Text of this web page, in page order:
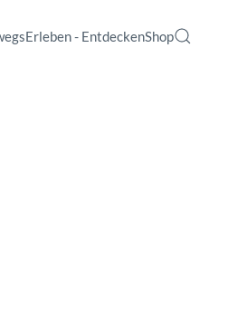
Erleben - EntdeckenShop